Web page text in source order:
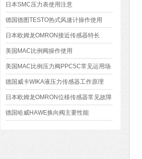
品
日本SMC压力表使用注意
德国德图TESTO热式风速计操作使用
日本欧姆龙OMRON接近传感器特长
美国MAC比例阀操作使用
美国MAC比例压力阀PPC5C常见运用场
景
德国威卡WIKA液压力传感器工作原理
日本欧姆龙OMRON位移传感器常见故障
排查
德国哈威HAWE换向阀主要性能